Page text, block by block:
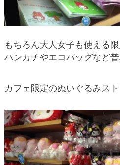
もちろん大人女子も使える限
ハンカチやエコバッグなど普
カフェ限定のぬいぐるみス